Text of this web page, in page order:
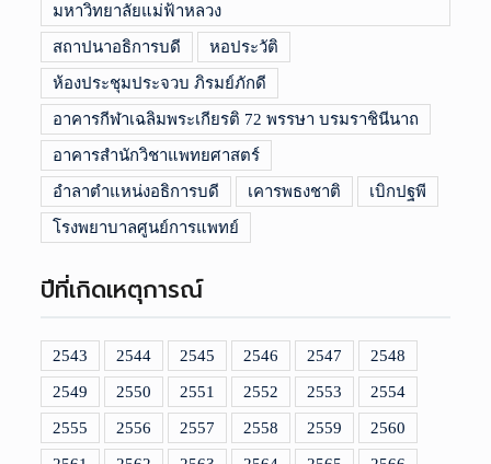
มหาวิทยาลัยแม่ฟ้าหลวง
สถาปนาอธิการบดี หอประวัติ
ห้องประชุมประจวบ ภิรมย์ภักดี
อาคารกีฬาเฉลิมพระเกียรติ 72 พรรษา บรมราชินีนาถ
อาคารสำนักวิชาแพทยศาสตร์
อำลาตำแหน่งอธิการบดี เคารพธงชาติ เบิกปฐพี
โรงพยาบาลศูนย์การแพทย์
ปีที่เกิดเหตุการณ์
2543 2544 2545 2546 2547 2548
2549 2550 2551 2552 2553 2554
2555 2556 2557 2558 2559 2560